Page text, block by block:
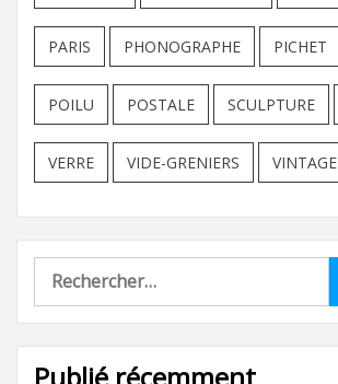
PARIS PHONOGRAPHE PICHET
POILU POSTALE SCULPTURE
VERRE VIDE-GRENIERS VINTAGE
Rechercher :
Publié récemment